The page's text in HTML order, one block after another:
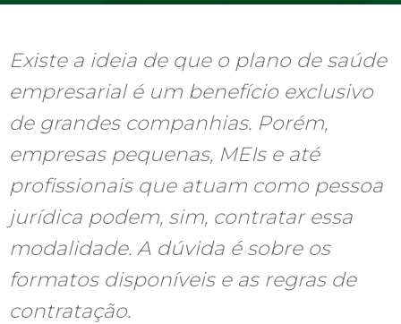
Existe a ideia de que o plano de saúde
empresarial é um benefício exclusivo
de grandes companhias. Porém,
empresas pequenas, MEIs e até
profissionais que atuam como pessoa
jurídica podem, sim, contratar essa
modalidade. A dúvida é sobre os
formatos disponíveis e as regras de
contratação.